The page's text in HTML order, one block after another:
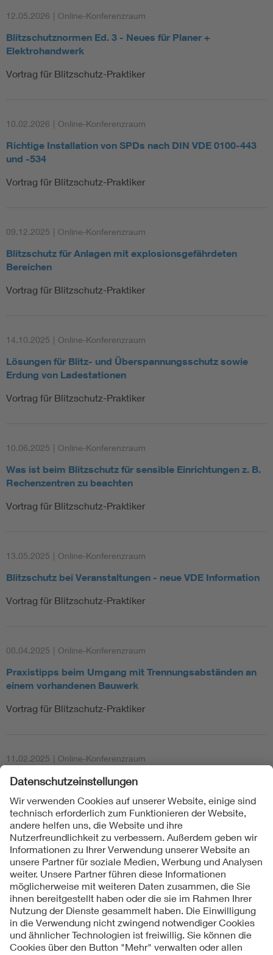
12.05.2026 | Online-Konferenzraum
Blitzschutznormen Ed. 3 - Neues für Planer +
Elektrohandwerk
Vortrag für Blitzschutz-Praktiker
10.02.2026 | Online-Konferenzraum
Richtige Installation von SPDs nach DIN VDE 0100-443
und -534
Vortrag für Blitzschutz-Praktiker
09.12.2025 | Online-Konferenzraum
Blitzschutz für Anlagen mit explosionsgefährdeten
Bereichen
Vortrag für Blitzschutz-Praktiker
14.10.2025 | Online-Konferenzraum
Lösungen für Blitz- und Überspannungsschutz sowie
Erdung von Ladestationen
Vortrag für Blitzschutz-Praktiker
10.06.2025 | Online-Konferenzraum
Was ist beim Blitzschutz für sensible Einrichtungen z. B.
Rechenzentren zu beachten
Vortrag für Blitzschutz-Praktiker
13.05.2025 | Online-Konferenzraum
Blitzschutz bei Veranstaltungen - neue VDE Information
Vortrag für Blitzschutz-Praktiker
08.04.2025 | Online-Konferenzraum
Praxistipps beim Umgang mit Trennungsabständen an
einem vorhandenen Bauwerk
Vortrag für Blitzschutz-Praktiker
11.02.2025 | Online-Konferenzraum
Erdungsanlagen für Industrieanlagen und
Vortrag für Blitzschutz-Praktiker
1 2